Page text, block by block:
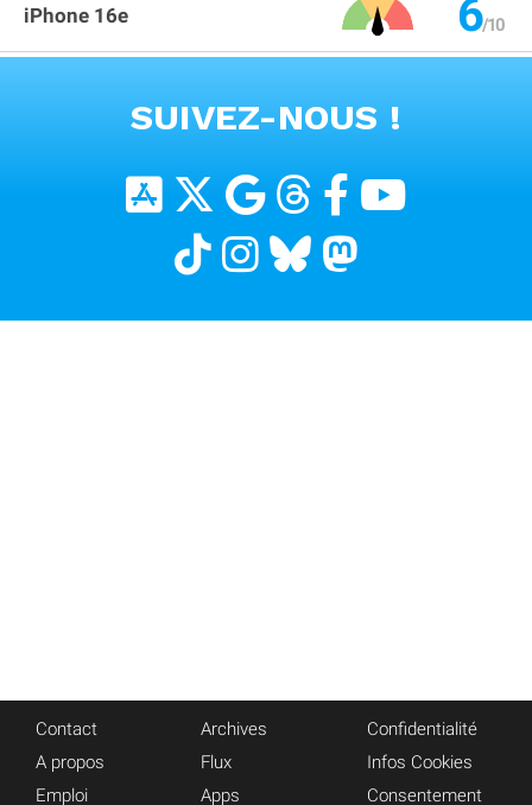
iPhone 16e 6
SUIVEZ-NOUS !
Contact
A propos
Emploi
Archives
Flux
Apps
Confidentialité
Infos Cookies
Consentement